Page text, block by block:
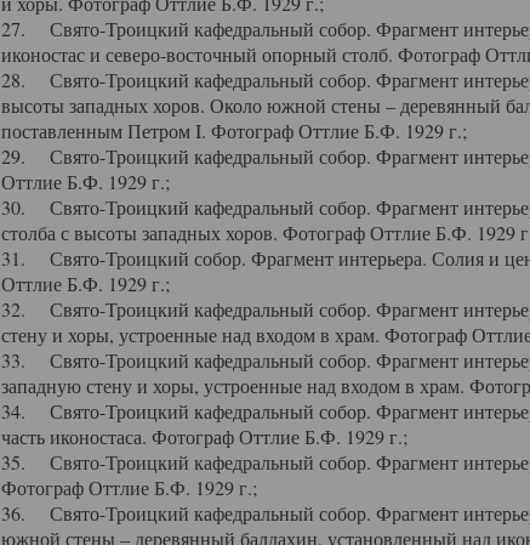
27. Свято-Троицкий кафедральный собор. Фрагмент
иконостас и северо-восточный опорный столб. Фотограф
28. Свято-Троицкий кафедральный собор. Фрагмент
высоты западных хоров. Около южной стены – деревянный
поставленным Петром I. Фотограф Оттлие Б.Ф. 1929 г.;
29. Свято-Троицкий кафедральный собор. Фрагмент
Оттлие Б.Ф. 1929 г.;
30. Свято-Троицкий кафедральный собор. Фрагмент
столба с высоты западных хоров. Фотограф Оттлие Б.Ф. 1929
31. Свято-Троицкий собор. Фрагмент интерьера. Солия и
Оттлие Б.Ф. 1929 г.;
32. Свято-Троицкий кафедральный собор. Фрагмент
стену и хоры, устроенные над входом в храм. Фотограф
33. Свято-Троицкий кафедральный собор. Фрагмент
западную стену и хоры, устроенные над входом в храм.
34. Свято-Троицкий кафедральный собор. Фрагмент
часть иконостаса. Фотограф Оттлие Б.Ф. 1929 г.;
35. Свято-Троицкий кафедральный собор. Фрагмент
Фотограф Оттлие Б.Ф. 1929 г.;
36. Свято-Троицкий кафедральный собор. Фрагмент
южной стены – деревянный балдахин, установленный над